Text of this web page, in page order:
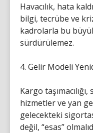
Havacılık, hata
bilgi, tecrübe ve
kadrolarla bu
sürdürülemez.
4. Gelir Modeli
Kargo
hizmetler ve yan
gelecekteki
değil, “esas”